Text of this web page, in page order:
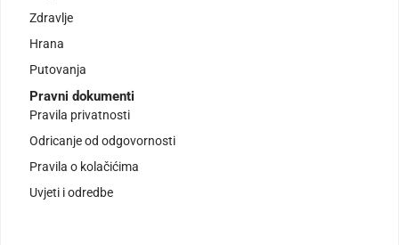
Zdravlje
Hrana
Putovanja
Pravni dokumenti
Pravila privatnosti
Odricanje od odgovornosti
Pravila o kolačićima
Uvjeti i odredbe